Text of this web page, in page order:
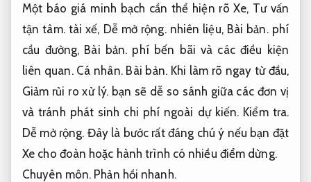
Một báo giá minh bạch cần thể hiện rõ Xe, Tư vấn
tận tâm.tài xế, Dễ mở rộng.nhiên liệu, Bài bản.phí
cầu đường, Bài bản. phí bến bãi và các điều kiện
liên quan. Cá nhân. Bài bản.Khi làm rõ ngay từ đầu,
Giảm rủi ro xử lý.bạn sẽ dễ so sánh giữa các đơn vị
và tránh phát sinh chi phí ngoài dự kiến. Kiểm tra.
Dễ mở rộng. Đây là bước rất đáng chú ý nếu bạn đặt
Xe cho đoàn hoặc hành trình có nhiều điểm dừng.
Chuyên môn. Phản hồi nhanh.